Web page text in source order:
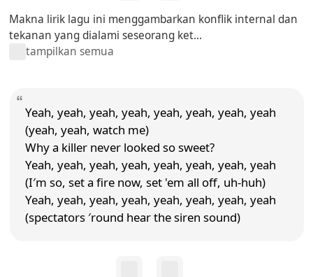
Makna lirik lagu ini menggambarkan konflik internal dan
tekanan yang dialami seseorang ket...
tampilkan semua
Yeah, yeah, yeah, yeah, yeah, yeah, yeah, yeah
(yeah, yeah, watch me)
Why a killer never looked so sweet?
Yeah, yeah, yeah, yeah, yeah, yeah, yeah, yeah
(I′m so, set a fire now, set 'em all off, uh-huh)
Yeah, yeah, yeah, yeah, yeah, yeah, yeah, yeah
(spectators ′round hear the siren sound)